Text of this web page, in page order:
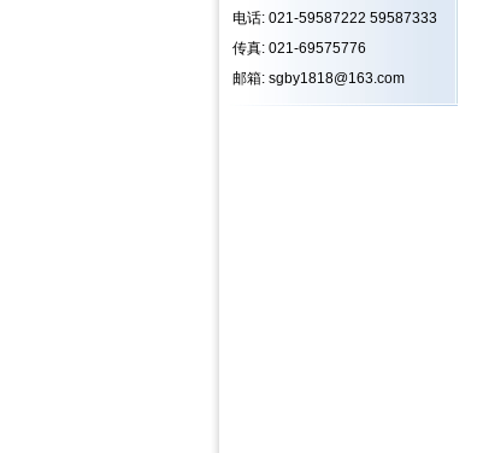
电话: 021-59587222 59587333
传真: 021-69575776
邮箱: sgby1818@163.com